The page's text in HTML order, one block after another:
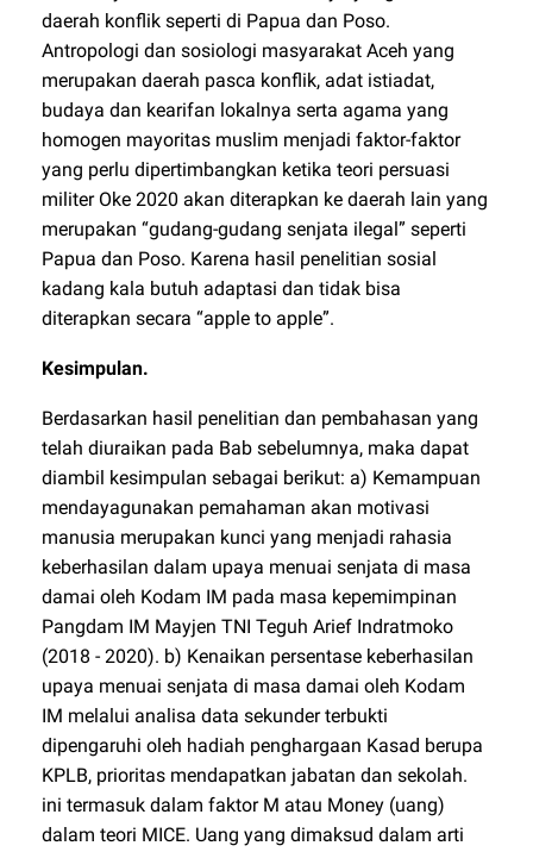
daerah konflik seperti di Papua dan Poso.
Antropologi dan sosiologi masyarakat Aceh yang
merupakan daerah pasca konflik, adat istiadat,
budaya dan kearifan lokalnya serta agama yang
homogen mayoritas muslim menjadi faktor-faktor
yang perlu dipertimbangkan ketika teori persuasi
militer Oke 2020 akan diterapkan ke daerah lain yang
merupakan “gudang-gudang senjata ilegal” seperti
Papua dan Poso. Karena hasil penelitian sosial
kadang kala butuh adaptasi dan tidak bisa
diterapkan secara “apple to apple”.
Kesimpulan.
Berdasarkan hasil penelitian dan pembahasan yang
telah diuraikan pada Bab sebelumnya, maka dapat
diambil kesimpulan sebagai berikut: a) Kemampuan
mendayagunakan pemahaman akan motivasi
manusia merupakan kunci yang menjadi rahasia
keberhasilan dalam upaya menuai senjata di masa
damai oleh Kodam IM pada masa kepemimpinan
Pangdam IM Mayjen TNI Teguh Arief Indratmoko
(2018 - 2020). b) Kenaikan persentase keberhasilan
upaya menuai senjata di masa damai oleh Kodam
IM melalui analisa data sekunder terbukti
dipengaruhi oleh hadiah penghargaan Kasad berupa
KPLB, prioritas mendapatkan jabatan dan sekolah.
ini termasuk dalam faktor M atau Money (uang)
dalam teori MICE. Uang yang dimaksud dalam arti